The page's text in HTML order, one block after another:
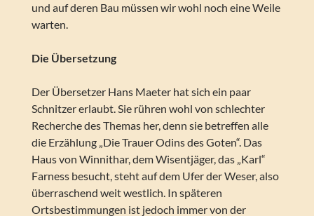
und auf deren Bau müssen wir wohl noch eine Weile
warten.
Die Übersetzung
Der Übersetzer Hans Maeter hat sich ein paar
Schnitzer erlaubt. Sie rühren wohl von schlechter
Recherche des Themas her, denn sie betreffen alle
die Erzählung „Die Trauer Odins des Goten“. Das
Haus von Winnithar, dem Wisentjäger, das „Karl“
Farness besucht, steht auf dem Ufer der Weser, also
überraschend weit westlich. In späteren
Ortsbestimmungen ist jedoch immer von der